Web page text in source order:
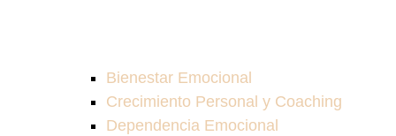
Bienestar Emocional
Crecimiento Personal y Coaching
Dependencia Emocional